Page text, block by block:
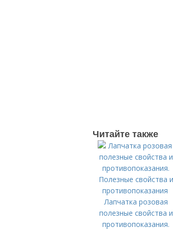
Читайте также
Лапчатка розовая
полезные свойства и
противопоказания.